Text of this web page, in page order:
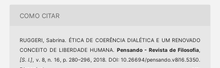
COMO CITAR
RUGGERI, Sabrina. ÉTICA DE COERÊNCIA DIALÉTICA E UM RENOVADO
CONCEITO DE LIBERDADE HUMANA. Pensando - Revista de Filosofia,
[S. l.], v. 8, n. 16, p. 280–296, 2018. DOI: 10.26694/pensando.v8i16.5350.